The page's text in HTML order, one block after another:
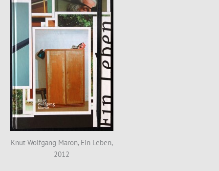
Knut Wolfgang Maron, Ein Leben,
2012